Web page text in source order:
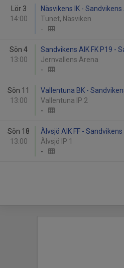
Lör 3
14:00
Näsvikens IK - Sandvikens
Tunet, Näsviken
-
Sön 4
13:00
Sandvikens AIK FK P19 -
Jernvallens Arena
-
Sön 11
13:00
Vallentuna BK -
Vallentuna IP 2
-
Sön 18
13:00
Älvsjö AIK FF - Sandvikens
Älvsjö IP 1
-